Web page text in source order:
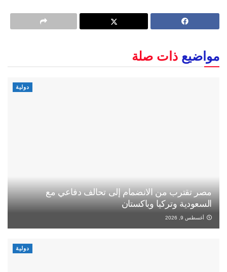
مواضيع ذات صلة
دولية
مصر تقترب من الانضمام إلى تحالف دفاعي مع
السعودية وتركيا وباكستان
أغسطس 9, 2026
دولية